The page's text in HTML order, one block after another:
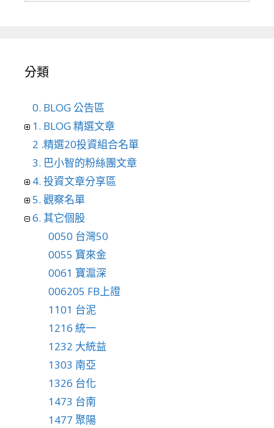
分類
0. BLOG 公告區
1. BLOG 精選文章
2 .精選20投資組合名單
3. 巴小智的粉絲團文章
4. 投資文章分享區
5. 觀察名單
6. 其它個股
0050 台灣50
0055 寶來金
0061 寶滬深
006205 FB上證
1101 台泥
1216 統一
1232 大統益
1303 南亞
1326 台化
1473 台南
1477 聚陽